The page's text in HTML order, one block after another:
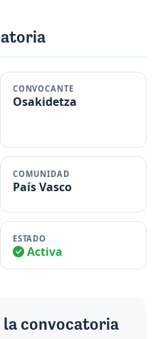
CONVOCANTE
Osakidetza
COMUNIDAD
País Vasco
ESTADO
Activa
la convocatoria